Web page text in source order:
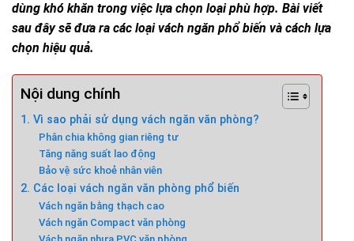
dùng khó khăn trong việc lựa chọn loại phù hợp. Bài viết
sau đây sẽ đưa ra các loại vách ngăn phổ biến và cách lựa
chọn hiệu quả.
Nội dung chính
1. Vì sao phải sử dụng vách ngăn văn phòng?
Phân chia không gian riêng tư
Tăng năng suất lao động
Bảo vệ sức khoẻ nhân viên
2. Các loại vách ngăn văn phòng phổ biến
Vách ngăn bằng thạch cao
Vách ngăn Compact văn phòng